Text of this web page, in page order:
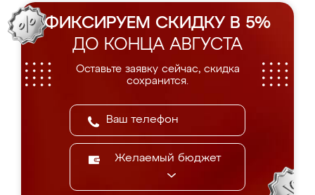
ФИКСИРУЕМ СКИДКУ В 5%
ДО КОНЦА АВГУСТА
Оставьте заявку сейчас, скидка
сохранится.
Желаемый бюджет